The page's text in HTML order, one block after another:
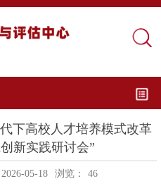
下高校人才培养模式改革
新实践研讨会”
05-18 浏览： 46